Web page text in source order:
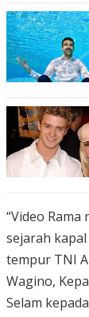
“Video
sejarah
tempur TNI
Wagino,
Selam